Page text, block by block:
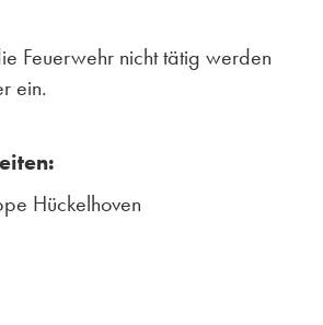
Feuerwehr nicht tätig werden
ein.
Hückelhoven